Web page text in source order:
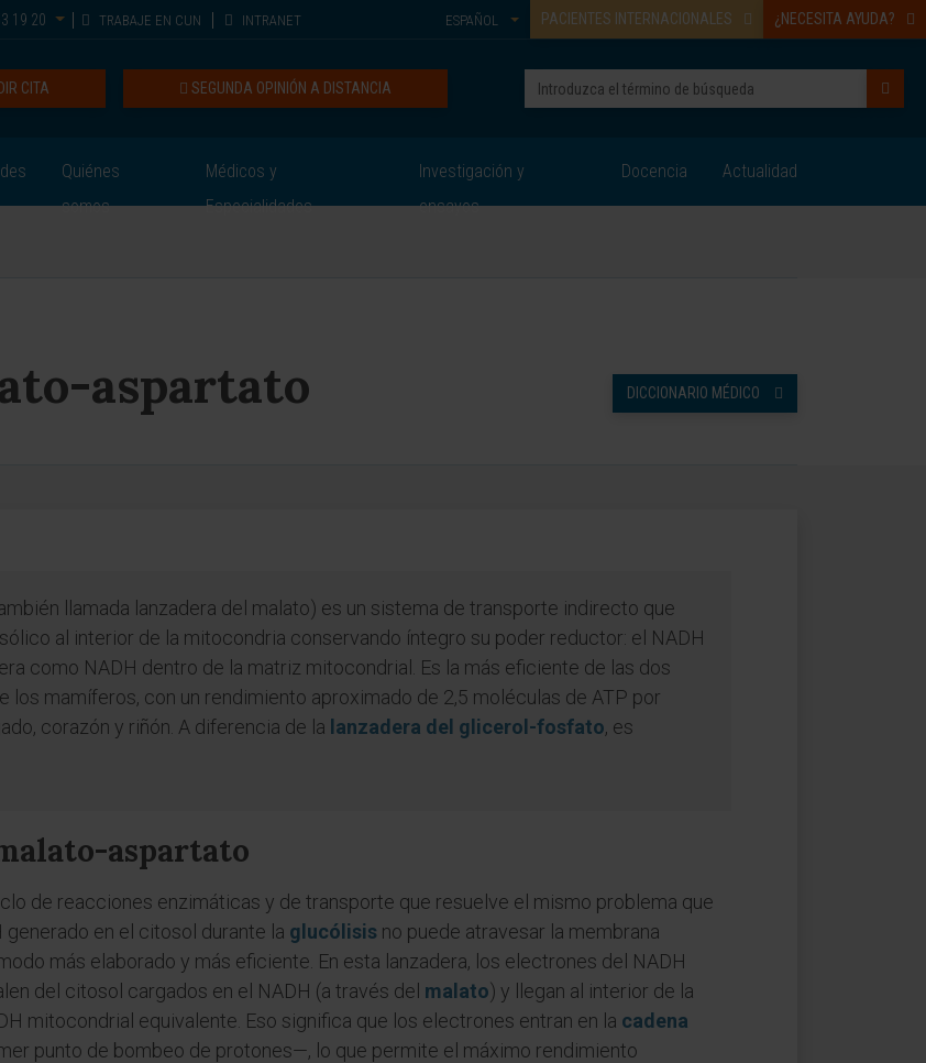
19 20 TRABAJE EN CUN INTRANET PACIENTES INTERNACIONALES ¿NECESITA AYUDA?
ESPAÑOL
SEGUNDA OPINIÓN A DISTANCIA
CITA
Quiénes
somos
Médicos y
Especialidades
Investigación y
ensayos
Docencia Actualidad
aspartato DICCIONARIO MÉDICO
llamada lanzadera del malato) es un sistema de transporte indirecto que
al interior de la mitocondria conservando íntegro su poder reductor: el NADH
como NADH dentro de la matriz mitocondrial. Es la más eficiente de las dos
los mamíferos, con un rendimiento aproximado de 2,5 moléculas de ATP por
corazón y riñón. A diferencia de la lanzadera del glicerol-fosfato, es
aspartato
de reacciones enzimáticas y de transporte que resuelve el mismo problema que
en el citosol durante la glucólisis no puede atravesar la membrana
más elaborado y más eficiente. En esta lanzadera, los electrones del NADH
del citosol cargados en el NADH (a través del malato) y llegan al interior de la
mitocondrial equivalente. Eso significa que los electrones entran en la cadena
punto de bombeo de protones—, lo que permite el máximo rendimiento